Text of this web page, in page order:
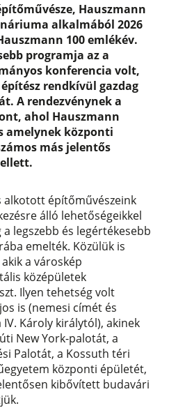
Hauszmann
alkalmából 2026
100 emlékév.
programja az a
konferencia volt,
rendkívül gazdag
A rendezvénynek a
ahol Hauszmann
amelynek központi
más jelentős
alkotott építőművészeink
álló lehetőségeikkel
legszebb és legértékesebb
emelték. Közülük is
a városkép
középületek
Ilyen tehetség volt
is (nemesi címét és
Károly királytól), akinek
New York-palotát, a
Palotát, a Kossuth téri
központi épületét,
kibővített budavári